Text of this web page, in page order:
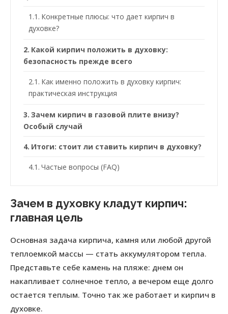
Конкретные плюсы: что дает кирпич в
духовке?
Какой кирпич положить в духовку:
безопасность прежде всего
Как именно положить в духовку кирпич:
практическая инструкция
Зачем кирпич в газовой плите внизу?
Особый случай
Итоги: стоит ли ставить кирпич в духовку?
Частые вопросы (FAQ)
Зачем в духовку кладут кирпич:
главная цель
Основная задача кирпича, камня или любой другой
теплоемкой массы — стать аккумулятором тепла.
Представьте себе камень на пляже: днем он
накапливает солнечное тепло, а вечером еще долго
остается теплым. Точно так же работает и кирпич в
духовке.